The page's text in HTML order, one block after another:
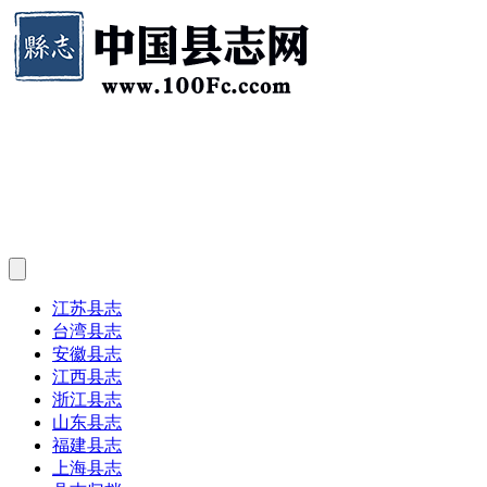
江苏县志
台湾县志
安徽县志
江西县志
浙江县志
山东县志
福建县志
上海县志